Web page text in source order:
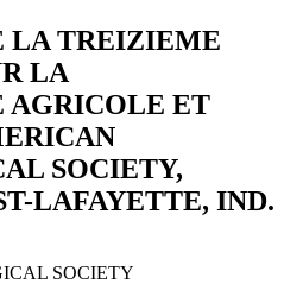
LA TREIZIEME
LA
AGRICOLE ET
SOCIETY,
LAFAYETTE, IND.
SOCIETY